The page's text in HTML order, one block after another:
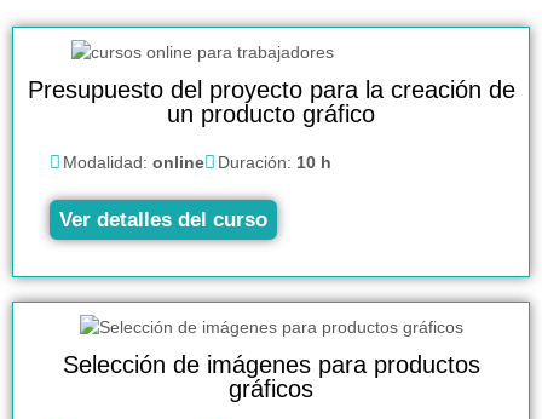
Presupuesto del proyecto para la creación de
un producto gráfico
Modalidad: online Duración: 10 h
Ver detalles del curso
Selección de imágenes para productos
gráficos